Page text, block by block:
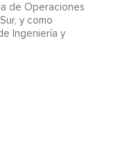
de Operaciones
y como
Ingeniería y